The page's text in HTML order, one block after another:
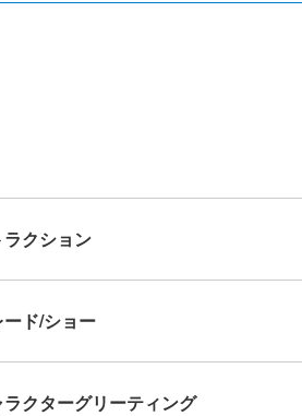
ラクション
ド/ショー
ラクターグリーティング